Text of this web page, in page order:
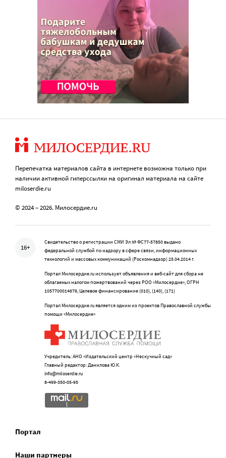
Перепечатка материалов сайта в интернете возможна только при
наличии активной гиперссылки на оригинал материала на сайте
miloserdie.ru
© 2024 – 2026. Милосердие.ru
16+
Свидетельство о регистрации СМИ Эл № ФС77-57850 выдано
федеральной службой по надзору в сфере связи, информационных
технологий и массовых коммуникаций (Роскомнадзор) 25.04.2014 г.
Портал Милосердие.ru использует объявления и веб-сайт для сбора не
облагаемых налогом пожертвований через РОО «Милосердие», ОГРН
1057700014679, Целевое финансирование (010), (140), (171)
Портал Милосердие.ru является одним из проектов Православной службы
помощи «Милосердие»
Учредитель: АНО «Издательский центр «Нескучный сад»
Главный редактор: Данилова Ю.К.
info@miloserdie.ru
8-499-350-05-95
Портал
Наши партнеры